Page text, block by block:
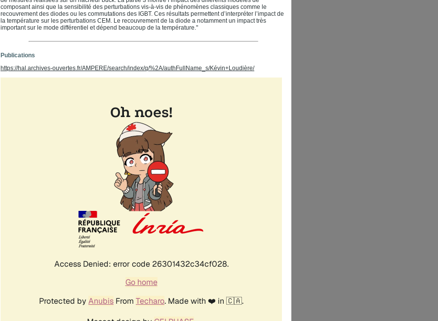
composant ainsi que la sensibilité des perturbations vis-à-vis de phénomènes classiques comme le
recouvrement des diodes ou les commutations des IGBT. Ces résultats permettent d’interpréter l’impact de
la température sur les perturbations CEM. Le recouvrement de la diode a notamment un impact très
important sur le mode différentiel et dépend beaucoup de la température."
Publications
https://hal.archives-ouvertes.fr/AMPERE/search/index/q/%2A/authFullName_s/Kévin+Loudière/